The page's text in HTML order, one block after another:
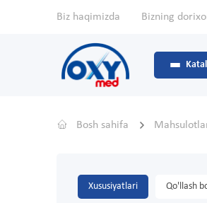
Biz haqimizda Bizning
Bosh sahifa
Xususiyatlari Qo'llash